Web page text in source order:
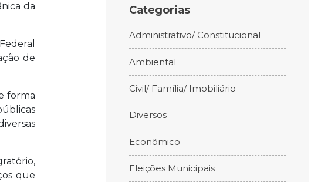
da
de
forma
que
Categorias
Administrativo/ Constitucional
Ambiental
Civil/ Família/ Imobiliário
Diversos
Econômico
Eleições Municipais